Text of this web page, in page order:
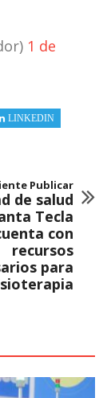
1 de
LINKEDIN
Publicar
de salud
Tecla
con
recursos
para